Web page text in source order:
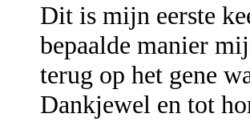
Dit is mijn eerste
bepaalde manier
terug op het gene
Dankjewel en tot